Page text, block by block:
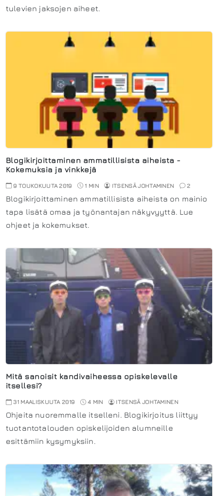
tulevien jaksojen aiheet.
Blogikirjoittaminen ammatillisista aiheista -
Kokemuksia ja vinkkejä
9 TOUKOKUUTA 2019 1 MIN ITSENSÄ JOHTAMINEN 2
Blogikirjoittaminen ammatillisista aiheista on mainio
tapa lisätä omaa ja työnantajan näkyvyyttä. Lue
ohjeet ja kokemukset.
Mitä sanoisit kandivaiheessa opiskelevalle
itsellesi?
31 MAALISKUUTA 2019 4 MIN ITSENSÄ JOHTAMINEN
Ohjeita nuoremmalle itselleni. Blogikirjoitus liittyy
tuotantotalouden opiskelijoiden alumneille
esittämiin kysymyksiin.